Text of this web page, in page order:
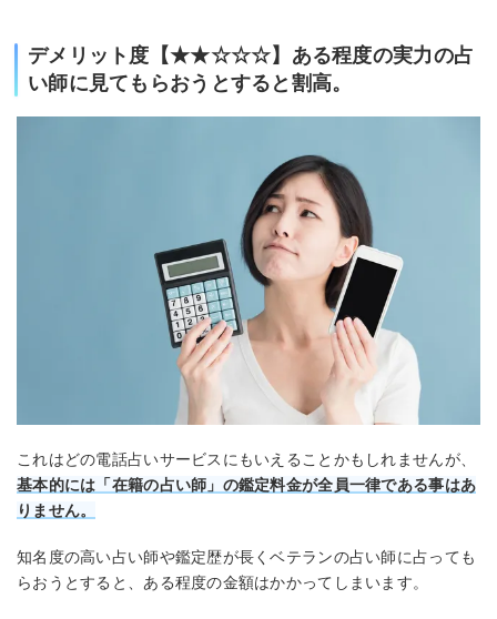
デメリット度【★★☆☆☆】ある程度の実力の占
い師に見てもらおうとすると割高。
これはどの電話占いサービスにもいえることかもしれませんが、
基本的には「在籍の占い師」の鑑定料金が全員一律である事はあ
りません。
知名度の高い占い師や鑑定歴が長くベテランの占い師に占っても
らおうとすると、ある程度の金額はかかってしまいます。